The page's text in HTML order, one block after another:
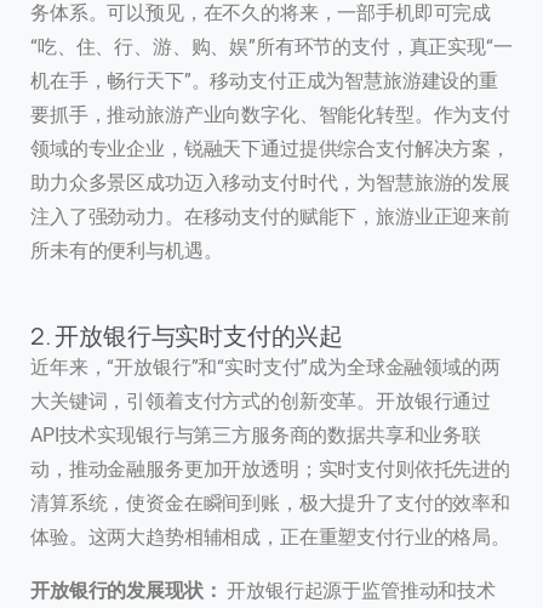
务体系。可以预见，在不久的将来，一部手机即可完成
“吃、住、行、游、购、娱”所有环节的支付，真正实现“一
机在手，畅行天下”。移动支付正成为智慧旅游建设的重
要抓手，推动旅游产业向数字化、智能化转型。作为支付
领域的专业企业，锐融天下通过提供综合支付解决方案，
助力众多景区成功迈入移动支付时代，为智慧旅游的发展
注入了强劲动力。在移动支付的赋能下，旅游业正迎来前
所未有的便利与机遇。
2. 开放银行与实时支付的兴起
近年来，“开放银行”和“实时支付”成为全球金融领域的两
大关键词，引领着支付方式的创新变革。开放银行通过
API技术实现银行与第三方服务商的数据共享和业务联
动，推动金融服务更加开放透明；实时支付则依托先进的
清算系统，使资金在瞬间到账，极大提升了支付的效率和
体验。这两大趋势相辅相成，正在重塑支付行业的格局。
开放银行的发展现状：开放银行起源于监管推动和技术